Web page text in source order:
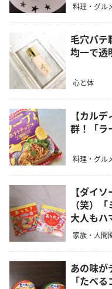
料理・グル
毛穴パテ
均一で
心と体
【カル
群！「ラ
料理・グル
【ダイ
（笑）
大人もハ
家族・人間
あの味
「たべ